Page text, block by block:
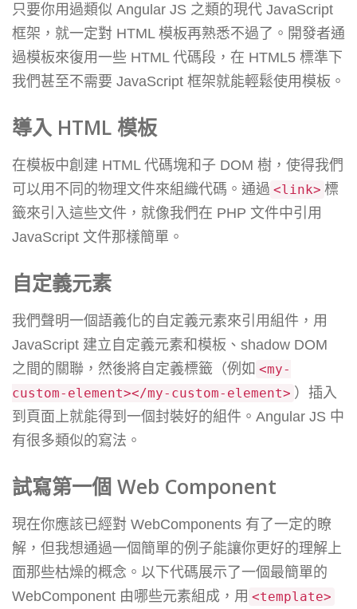
只要你用過類似 Angular JS 之類的現代 JavaScript
框架，就一定對 HTML 模板再熟悉不過了。開發者通
過模板來復用一些 HTML 代碼段，在 HTML5 標準下
我們甚至不需要 JavaScript 框架就能輕鬆使用模板。
導入 HTML 模板
在模板中創建 HTML 代碼塊和子 DOM 樹，使得我們
可以用不同的物理文件來組織代碼。通過 <link> 標
籤來引入這些文件，就像我們在 PHP 文件中引用
JavaScript 文件那樣簡單。
自定義元素
我們聲明一個語義化的自定義元素來引用組件，用
JavaScript 建立自定義元素和模板、shadow DOM
之間的關聯，然後將自定義標籤（例如 <my-
custom-element></my-custom-element> ）插入
到頁面上就能得到一個封裝好的組件。Angular JS 中
有很多類似的寫法。
試寫第一個 Web Component
現在你應該已經對 WebComponents 有了一定的瞭
解，但我想通過一個簡單的例子能讓你更好的理解上
面那些枯燥的概念。以下代碼展示了一個最簡單的
WebComponent 由哪些元素組成，用 <template>